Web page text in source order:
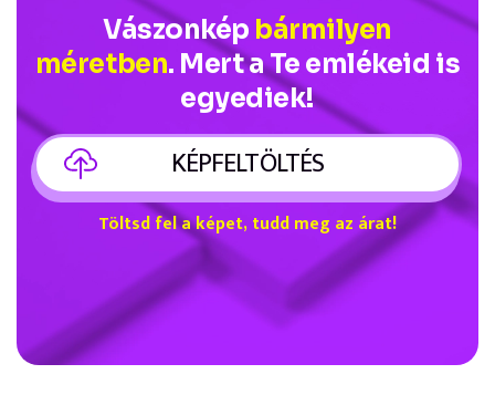
Vászonkép bármilyen
méretben. Mert a Te emlékeid is
egyediek!
KÉPFELTÖLTÉS
Töltsd fel a képet, tudd meg az árat!